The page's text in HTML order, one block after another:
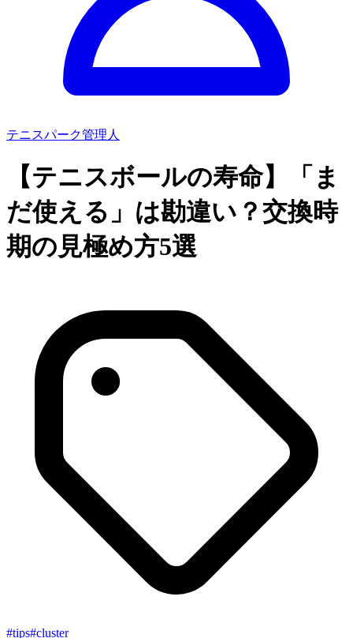
テニスパーク管理人
【テニスボールの寿命】「ま
だ使える」は勘違い？交換時
期の見極め方5選
#tips#cluster